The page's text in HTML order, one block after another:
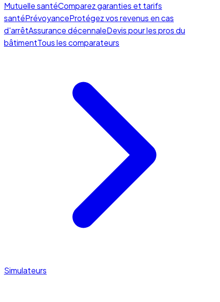
Mutuelle santéComparez garanties et tarifs
santéPrévoyanceProtégez vos revenus en cas
d'arrêtAssurance décennaleDevis pour les pros du
bâtimentTous les comparateurs
Simulateurs